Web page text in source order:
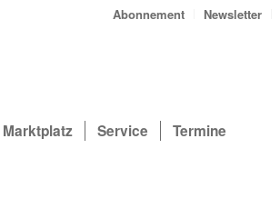
Abonnement Newsletter
Marktplatz Service Termine